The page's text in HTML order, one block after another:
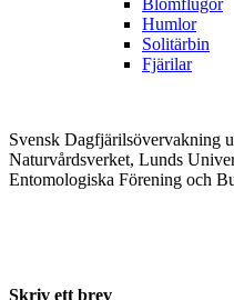
Humlor
Solitärbin
Fjärilar
Svensk Dagfjärilsövervakning
Naturvårdsverket, Lunds
Entomologiska Förening och
Skriv ett brev